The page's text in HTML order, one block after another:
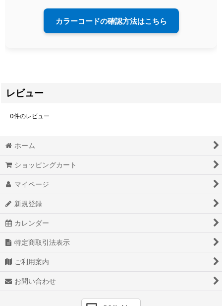
カラーコードの確認方法はこちら
レビュー
0件のレビュー
ホーム
ショッピングカート
マイページ
新規登録
カレンダー
特定商取引法表示
ご利用案内
お問い合わせ